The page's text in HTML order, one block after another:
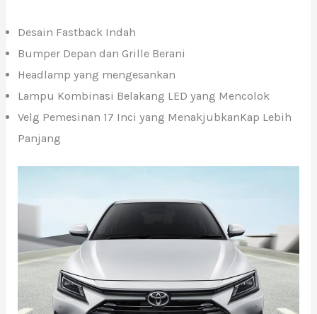
Desain Fastback Indah
Bumper Depan dan Grille Berani
Headlamp yang mengesankan
Lampu Kombinasi Belakang LED yang Mencolok
Velg Pemesinan 17 Inci yang MenakjubkanKap Lebih
Panjang